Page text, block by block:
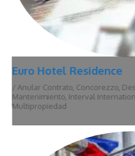
Euro Hotel Residence
/ Anular Contrato, Concorezzo,
Mantenimiento, Interval
Multipropiedad